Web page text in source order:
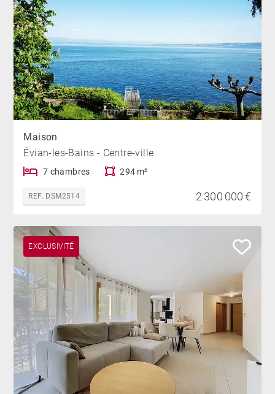
Maison
Évian-les-Bains - Centre-ville
7 chambres 294 m²
REF. DSM2514 2 300 000 €
EXCLUSIVITÉ